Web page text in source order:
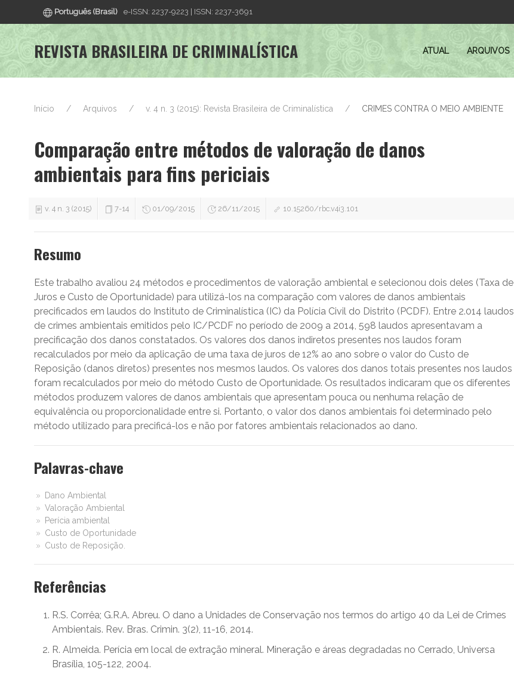
Português (Brasil) e-ISSN: 2237-9223 | ISSN: 2237-3691
REVISTA BRASILEIRA DE CRIMINALÍSTICA ATUAL ARQUIVOS
Início Arquivos v. 4 n. 3 (2015): Revista Brasileira de Criminalística CRIMES CONTRA O MEIO AMBIENTE
Comparação entre métodos de valoração de danos
ambientais para fins periciais
v. 4 n. 3 (2015) 7-14 01/09/2015 26/11/2015 10.15260/rbc.v4i3.101
Resumo
Este trabalho avaliou 24 métodos e procedimentos de valoração ambiental e selecionou dois deles (Taxa de
Juros e Custo de Oportunidade) para utilizá-los na comparação com valores de danos ambientais
precificados em laudos do Instituto de Criminalística (IC) da Polícia Civil do Distrito (PCDF). Entre 2.014 laudos
de crimes ambientais emitidos pelo IC/PCDF no período de 2009 a 2014, 598 laudos apresentavam a
precificação dos danos constatados. Os valores dos danos indiretos presentes nos laudos foram
recalculados por meio da aplicação de uma taxa de juros de 12% ao ano sobre o valor do Custo de
Reposição (danos diretos) presentes nos mesmos laudos. Os valores dos danos totais presentes nos laudos
foram recalculados por meio do método Custo de Oportunidade. Os resultados indicaram que os diferentes
métodos produzem valores de danos ambientais que apresentam pouca ou nenhuma relação de
equivalência ou proporcionalidade entre si. Portanto, o valor dos danos ambientais foi determinado pelo
método utilizado para precificá-los e não por fatores ambientais relacionados ao dano.
Palavras-chave
Dano Ambiental
Valoração Ambiental
Perícia ambiental
Custo de Oportunidade
Custo de Reposição.
Referências
R.S. Corrêa; G.R.A. Abreu. O dano a Unidades de Conservação nos termos do artigo 40 da Lei de Crimes
Ambientais. Rev. Bras. Crimin. 3(2), 11-16, 2014.
R. Almeida. Perícia em local de extração mineral. Mineração e áreas degradadas no Cerrado, Universa
Brasília, 105-122, 2004.